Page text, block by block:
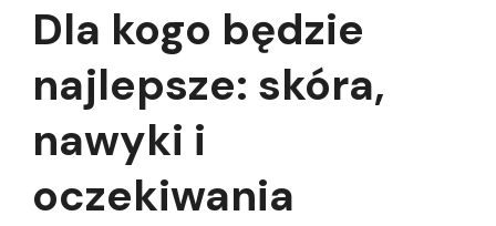
Dla kogo będzie
najlepsze: skóra,
nawyki i
oczekiwania